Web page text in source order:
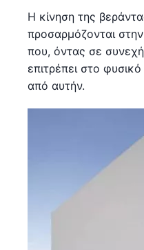
Η κίνηση της
προσαρμόζονται
που, όντας σε
επιτρέπει στο
από αυτήν.